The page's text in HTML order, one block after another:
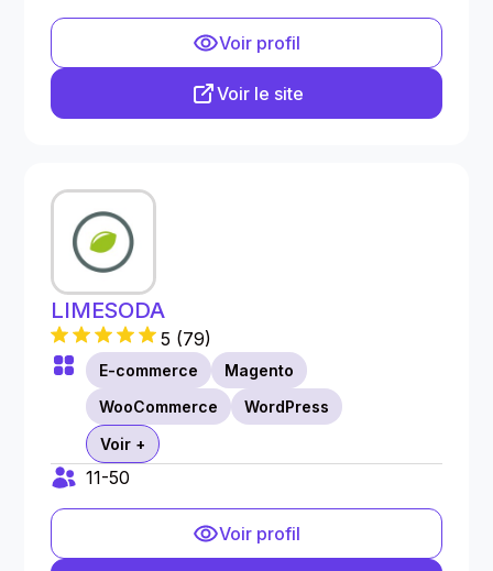
Voir profil
Voir le site
LIMESODA
5 (79)
E-commerce
Magento
WooCommerce
WordPress
Voir +
11-50
Voir profil